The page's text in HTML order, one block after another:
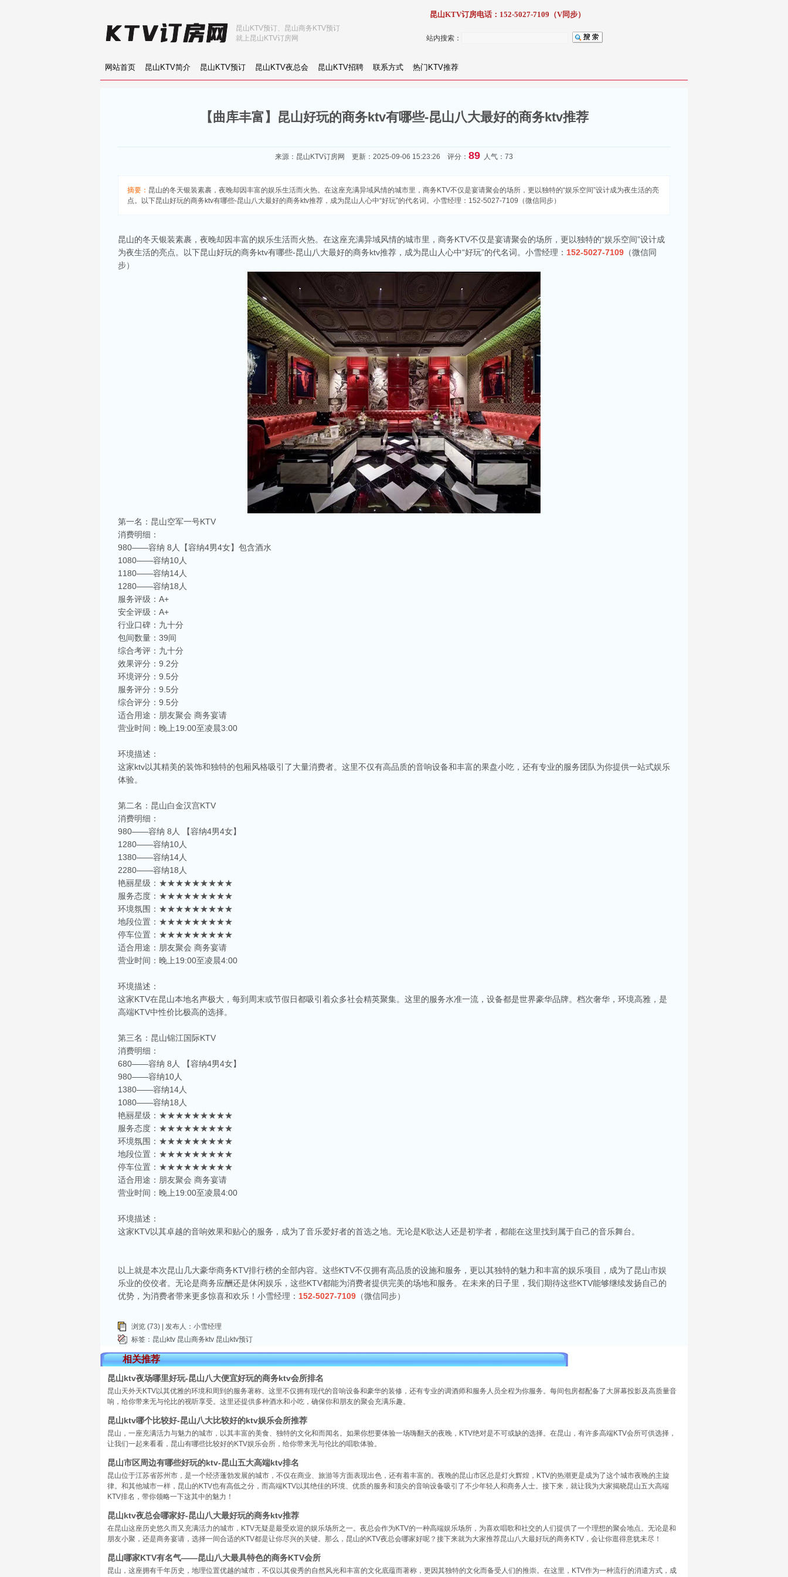
站内搜索：
网站首页 昆山KTV简介 昆山KTV预订 昆山KTV夜总会 昆山KTV招聘 联系方式 热门KTV推荐
昆山KTV预订、昆山商务KTV预订
就上昆山KTV订房网
昆山KTV订房电话：152-5027-7109（V同步）
相关推荐
昆山ktv夜场哪里好玩-昆山八大便宜好玩的商务ktv会所排名
昆山天外天KTV以其优雅的环境和周到的服务著称。这里不仅拥有现代的音响设备和豪华的装修，还有专业的调酒师和服务人员全程为你服务。每间包房都配备了大屏幕投影及高质量音
响，给你带来无与伦比的视听享受。这里还提供多种酒水和小吃，确保你和朋友的聚会充满乐趣。
昆山ktv哪个比较好-昆山八大比较好的ktv娱乐会所推荐
昆山，一座充满活力与魅力的城市，以其丰富的美食、独特的文化和而闻名。如果你想要体验一场嗨翻天的夜晚，KTV绝对是不可或缺的选择。在昆山，有许多高端KTV会所可供选择，
让我们一起来看看，昆山有哪些比较好的KTV娱乐会所，给你带来无与伦比的唱歌体验。
昆山市区周边有哪些好玩的ktv-昆山五大高端ktv排名
昆山位于江苏省苏州市，是一个经济蓬勃发展的城市，不仅在商业、旅游等方面表现出色，还有着丰富的。夜晚的昆山市区总是灯火辉煌，KTV的热潮更是成为了这个城市夜晚的主旋
律。和其他城市一样，昆山的KTV也有高低之分，而高端KTV以其绝佳的环境、优质的服务和顶尖的音响设备吸引了不少年轻人和商务人士。接下来，就让我为大家揭晓昆山五大高端
KTV排名，带你领略一下这其中的魅力！
昆山ktv夜总会哪家好-昆山八大最好玩的商务ktv推荐
在昆山这座历史悠久而又充满活力的城市，KTV无疑是最受欢迎的娱乐场所之一。夜总会作为KTV的一种高端娱乐场所，为喜欢唱歌和社交的人们提供了一个理想的聚会地点。无论是和
朋友小聚，还是商务宴请，选择一间合适的KTV都是让你尽兴的关键。那么，昆山的KTV夜总会哪家好呢？接下来就为大家推荐昆山八大最好玩的商务KTV，会让你逛得意犹未尽！
昆山哪家KTV有名气——昆山八大最具特色的商务KTV会所
昆山，这座拥有千年历史，地理位置优越的城市，不仅以其俊秀的自然风光和丰富的文化底蕴而著称，更因其独特的文化而备受人们的推崇。在这里，KTV作为一种流行的消遣方式，成
【曲库丰富】昆山好玩的商务ktv有哪些-昆山八大最好的商务ktv推荐
来源： 昆山KTV订房网 更新：2025-09-06 15:23:26 评分： 89 人气：73
摘要： 昆山的冬天银装素裹，夜晚却因丰富的娱乐生活而火热。在这座充满异域风情的城市里，商务KTV不仅是宴请聚会的场所，更以独特的“娱乐空间”设计成为夜生活的亮
点。以下昆山好玩的商务ktv有哪些-昆山八大最好的商务ktv推荐，成为昆山人心中“好玩”的代名词。小雪经理：152-5027-7109（微信同步）
昆山的冬天银装素裹，夜晚却因丰富的娱乐生活而火热。在这座充满异域风情的城市里，商务KTV不仅是宴请聚会的场所，更以独特的“娱乐空间”设计成
为夜生活的亮点。以下昆山好玩的商务ktv有哪些-昆山八大最好的商务ktv推荐，成为昆山人心中“好玩”的代名词。小雪经理： 152-5027-7109 （微信同
步）
第一名：昆山空军一号KTV
消费明细：
980——容纳 8人【容纳4男4女】包含酒水
1080——容纳10人
1180——容纳14人
1280——容纳18人
服务评级：A+
安全评级：A+
行业口碑：九十分
包间数量：39间
综合考评：九十分
效果评分：9.2分
环境评分：9.5分
服务评分：9.5分
综合评分：9.5分
适合用途：朋友聚会 商务宴请
营业时间：晚上19:00至凌晨3:00
环境描述：
这家ktv以其精美的装饰和独特的包厢风格吸引了大量消费者。这里不仅有高品质的音响设备和丰富的果盘小吃，还有专业的服务团队为你提供一站式娱乐
体验。
第二名：昆山白金汉宫KTV
消费明细：
980——容纳 8人 【容纳4男4女】
1280——容纳10人
1380——容纳14人
2280——容纳18人
艳丽星级：★★★★★★★★★
服务态度：★★★★★★★★★
环境氛围：★★★★★★★★★
地段位置：★★★★★★★★★
停车位置：★★★★★★★★★
适合用途：朋友聚会 商务宴请
营业时间：晚上19:00至凌晨4:00
环境描述：
这家KTV在昆山本地名声极大，每到周末或节假日都吸引着众多社会精英聚集。这里的服务水准一流，设备都是世界豪华品牌。档次奢华，环境高雅，是
高端KTV中性价比极高的选择。
第三名：昆山锦江国际KTV
消费明细：
680——容纳 8人 【容纳4男4女】
980——容纳10人
1380——容纳14人
1080——容纳18人
艳丽星级：★★★★★★★★★
服务态度：★★★★★★★★★
环境氛围：★★★★★★★★★
地段位置：★★★★★★★★★
停车位置：★★★★★★★★★
适合用途：朋友聚会 商务宴请
营业时间：晚上19:00至凌晨4:00
环境描述：
这家KTV以其卓越的音响效果和贴心的服务，成为了音乐爱好者的首选之地。无论是K歌达人还是初学者，都能在这里找到属于自己的音乐舞台。
以上就是本次昆山几大豪华商务KTV排行榜的全部内容。这些KTV不仅拥有高品质的设施和服务，更以其独特的魅力和丰富的娱乐项目，成为了昆山市娱
乐业的佼佼者。无论是商务应酬还是休闲娱乐，这些KTV都能为消费者提供完美的场地和服务。在未来的日子里，我们期待这些KTV能够继续发扬自己的
优势，为消费者带来更多惊喜和欢乐！小雪经理： 152-5027-7109 （微信同步）
浏览 (73) | 发布人：小雪经理
标签： 昆山ktv 昆山商务ktv 昆山ktv预订